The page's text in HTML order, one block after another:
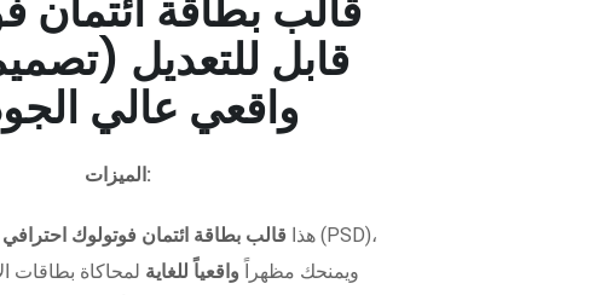
واقعي عالي
الميزات:
هذا قالب بطاقة ائتمان فوتولوك احترافي
ويمنحك مظهراً واقعياً للغاية لمحاكاة بطاقات